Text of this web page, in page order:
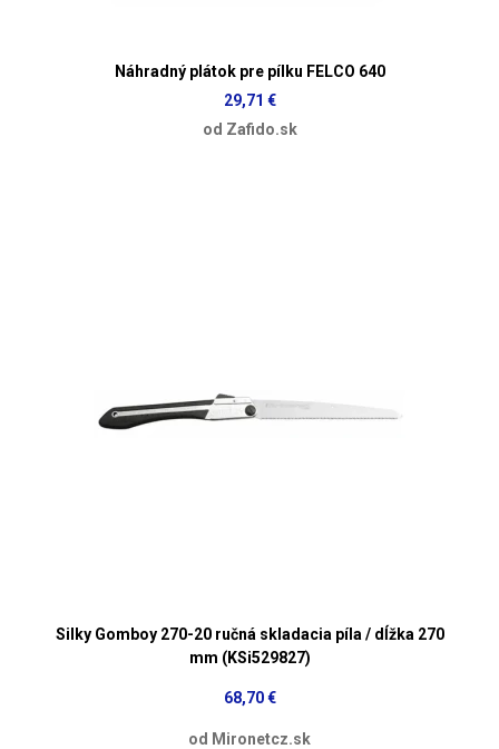
Náhradný plátok pre pílku FELCO 640
29,71 €
od Zafido.sk
Silky Gomboy 270-20 ručná skladacia píla / dĺžka 270
mm (KSi529827)
68,70 €
od Mironetcz.sk